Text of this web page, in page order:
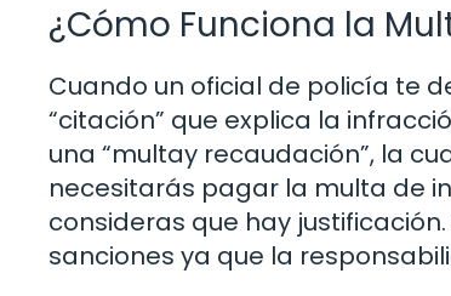
¿Cómo Funciona la
Cuando un oficial de policía te
“citación” que explica la
una “multay recaudación”, la
necesitarás pagar la multa de
consideras que hay
sanciones ya que la